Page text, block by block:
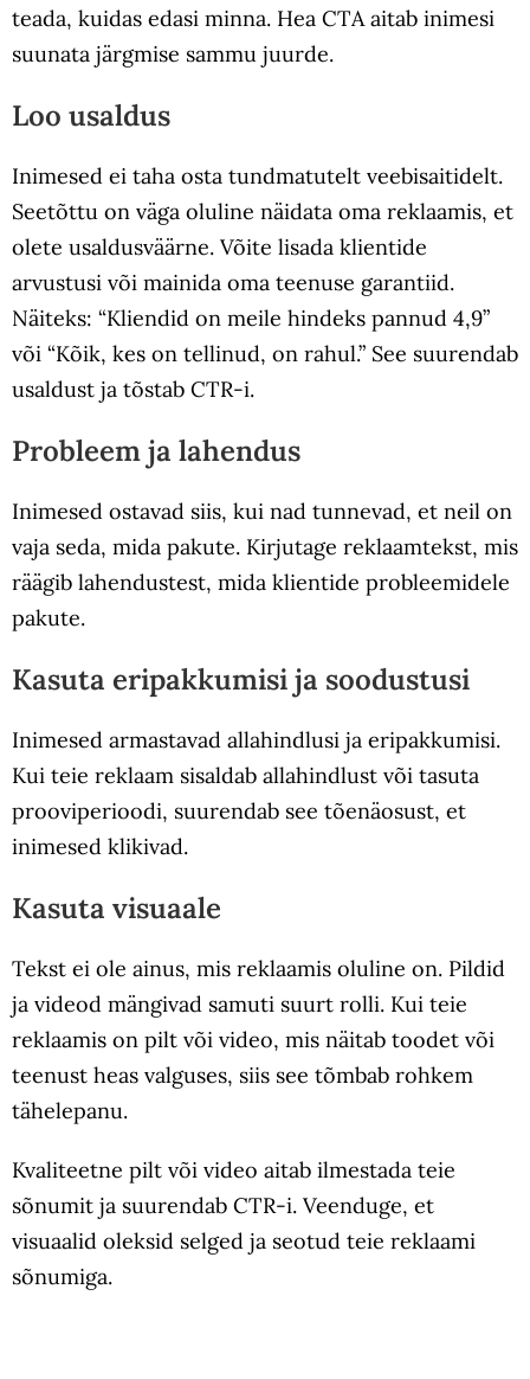
teada, kuidas edasi minna. Hea CTA aitab inimesi
suunata järgmise sammu juurde.
Loo usaldus
Inimesed ei taha osta tundmatutelt veebisaitidelt.
Seetõttu on väga oluline näidata oma reklaamis, et
olete usaldusväärne. Võite lisada klientide
arvustusi või mainida oma teenuse garantiid.
Näiteks: “Kliendid on meile hindeks pannud 4,9”
või “Kõik, kes on tellinud, on rahul.” See suurendab
usaldust ja tõstab CTR-i.
Probleem ja lahendus
Inimesed ostavad siis, kui nad tunnevad, et neil on
vaja seda, mida pakute. Kirjutage reklaamtekst, mis
räägib lahendustest, mida klientide probleemidele
pakute.
Kasuta eripakkumisi ja soodustusi
Inimesed armastavad allahindlusi ja eripakkumisi.
Kui teie reklaam sisaldab allahindlust või tasuta
prooviperioodi, suurendab see tõenäosust, et
inimesed klikivad.
Kasuta visuaale
Tekst ei ole ainus, mis reklaamis oluline on. Pildid
ja videod mängivad samuti suurt rolli. Kui teie
reklaamis on pilt või video, mis näitab toodet või
teenust heas valguses, siis see tõmbab rohkem
tähelepanu.
Kvaliteetne pilt või video aitab ilmestada teie
sõnumit ja suurendab CTR-i. Veenduge, et
visuaalid oleksid selged ja seotud teie reklaami
sõnumiga.